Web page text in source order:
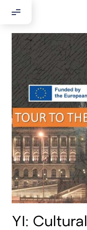
Добрый день!
Если вы
пожалуйста,
По адресу:
Kontaktní e-
Или в соцсети
YI: